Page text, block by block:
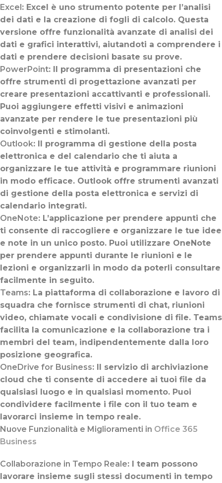
Excel: Excel è uno strumento potente per l’analisi
dei dati e la creazione di fogli di calcolo. Questa
versione offre funzionalità avanzate di analisi dei
dati e grafici interattivi, aiutandoti a comprendere i
dati e prendere decisioni basate su prove.
PowerPoint: Il programma di presentazioni che
offre strumenti di progettazione avanzati per
creare presentazioni accattivanti e professionali.
Puoi aggiungere effetti visivi e animazioni
avanzate per rendere le tue presentazioni più
coinvolgenti e stimolanti.
Outlook: Il programma di gestione della posta
elettronica e del calendario che ti aiuta a
organizzare le tue attività e programmare riunioni
in modo efficace. Outlook offre strumenti avanzati
di gestione della posta elettronica e servizi di
calendario integrati.
OneNote: L’applicazione per prendere appunti che
ti consente di raccogliere e organizzare le tue idee
e note in un unico posto. Puoi utilizzare OneNote
per prendere appunti durante le riunioni e le
lezioni e organizzarli in modo da poterli consultare
facilmente in seguito.
Teams: La piattaforma di collaborazione e lavoro di
squadra che fornisce strumenti di chat, riunioni
video, chiamate vocali e condivisione di file. Teams
facilita la comunicazione e la collaborazione tra i
membri del team, indipendentemente dalla loro
posizione geografica.
OneDrive for Business: Il servizio di archiviazione
cloud che ti consente di accedere ai tuoi file da
qualsiasi luogo e in qualsiasi momento. Puoi
condividere facilmente i file con il tuo team e
lavorarci insieme in tempo reale.
Nuove Funzionalità e Miglioramenti in Office 365
Business
Collaborazione in Tempo Reale: I team possono
lavorare insieme sugli stessi documenti in tempo